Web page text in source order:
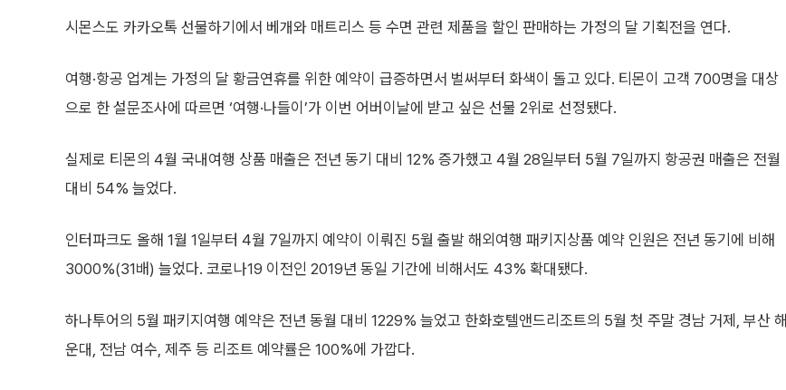
시몬스도 카카오톡 선물하기에서 베개와 매트리스 등 수면 관련 제품을 할인 판매하는 가정의 달 기획전을 연다.
여행·항공 업계는 가정의 달 황금연휴를 위한 예약이 급증하면서 벌써부터 화색이 돌고 있다. 티몬이 고객 700명을 대상
으로 한 설문조사에 따르면 ‘여행·나들이’가 이번 어버이날에 받고 싶은 선물 2위로 선정됐다.
실제로 티몬의 4월 국내여행 상품 매출은 전년 동기 대비 12% 증가했고 4월 28일부터 5월 7일까지 항공권 매출은 전월
대비 54% 늘었다.
인터파크도 올해 1월 1일부터 4월 7일까지 예약이 이뤄진 5월 출발 해외여행 패키지상품 예약 인원은 전년 동기에 비해
3000%(31배) 늘었다. 코로나19 이전인 2019년 동일 기간에 비해서도 43% 확대됐다.
하나투어의 5월 패키지여행 예약은 전년 동월 대비 1229% 늘었고 한화호텔앤드리조트의 5월 첫 주말 경남 거제, 부산 해
운대, 전남 여수, 제주 등 리조트 예약률은 100%에 가깝다.